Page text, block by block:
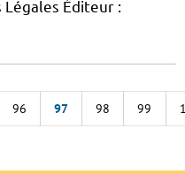
Éditeur :
96 97 98 99